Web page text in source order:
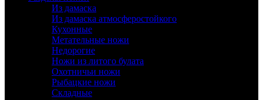
Из дамаска
Из дамаска атмосферостойкого
Кухонные
Метательные ножи
Недорогие
Ножи из литого булата
Охотничьи ножи
Рыбацкие ножи
Складные